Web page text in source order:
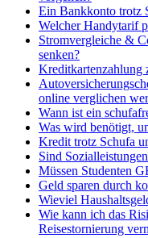
Ein Bankkonto trotz
Welcher Handytarif
Stromvergleiche &
senken?
Kreditkartenzahlung
online verglichen
Wann ist ein
Was wird benötigt,
Kredit trotz Schufa
Sind
Müssen Studenten
Geld sparen durch
Wieviel
Wie kann ich das
Reisestornierung